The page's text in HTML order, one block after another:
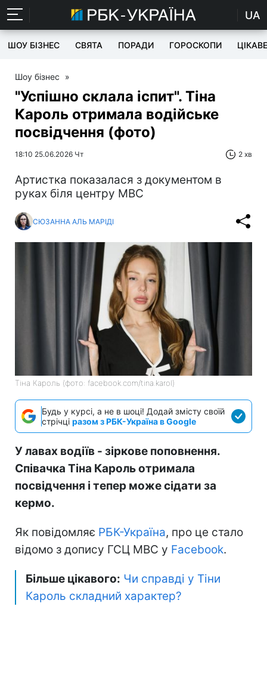
UA
ШОУ БІЗНЕС СВЯТА ПОРАДИ ГОРОСКОПИ ЦІКАВЕ
Шоу бізнес »
"Успішно склала іспит". Тіна
Кароль отримала водійське
посвідчення (фото)
18:10 25.06.2026 Чт 2 хв
Артистка показалася з документом в
руках біля центру МВС
СЮЗАННА АЛЬ МАРІДІ
Тіна Кароль (фото: facebook.com/tina.karol)
Будь у курсі, а не в шоці! Додай змісту своїй
стрічці разом з РБК-Україна в Google
У лавах водіїв - зіркове поповнення.
Співачка Тіна Кароль отримала
посвідчення і тепер може сідати за
кермо.
Як повідомляє РБК-Україна, про це стало
відомо з допису ГСЦ МВС у Facebook.
Більше цікавого: Чи справді у Тіни
Кароль складний характер?